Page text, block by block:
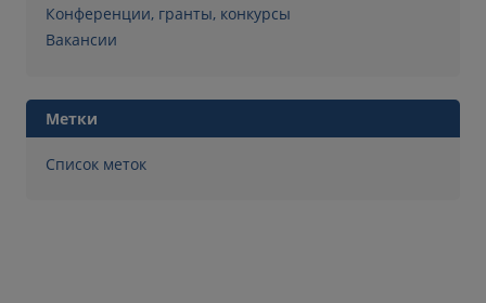
Конференции, гранты, конкурсы
Вакансии
Метки
Список меток